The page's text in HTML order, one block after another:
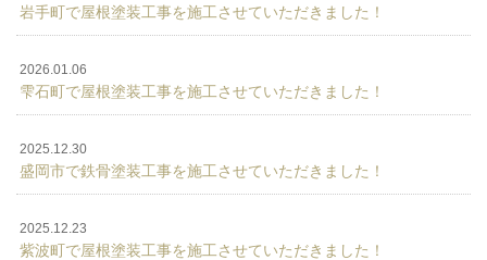
岩手町で屋根塗装工事を施工させていただきました！
2026.01.06
雫石町で屋根塗装工事を施工させていただきました！
2025.12.30
盛岡市で鉄骨塗装工事を施工させていただきました！
2025.12.23
紫波町で屋根塗装工事を施工させていただきました！